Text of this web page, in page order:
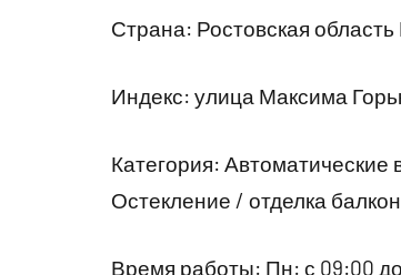
Страна: Ростовская область
Индекс: улица Максима
Категория:
Остекление / отделка
Время работы: Пн: с 09:00 до